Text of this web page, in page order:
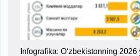
Infografika: O‘zbekistonning